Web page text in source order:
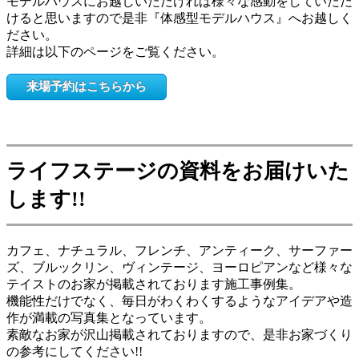
けると思いますので是非『体感型モデルハウス』へお越しく
ださい。
詳細は以下のページをご覧ください。
来場予約はこちらから
ライフステージの資料をお届けいた
します!!
カフェ、ナチュラル、フレンチ、アンティーク、サーファー
ズ、ブルックリン、ヴィンテージ、ヨーロピアンなど様々な
テイストのお家が掲載されております施工事例集。
機能性だけでなく、毎日がわくわくするようなアイデアや造
作が満載の写真集となっています。
素敵なお家が沢山掲載されておりますので、是非お家づくり
の参考にしてください!!